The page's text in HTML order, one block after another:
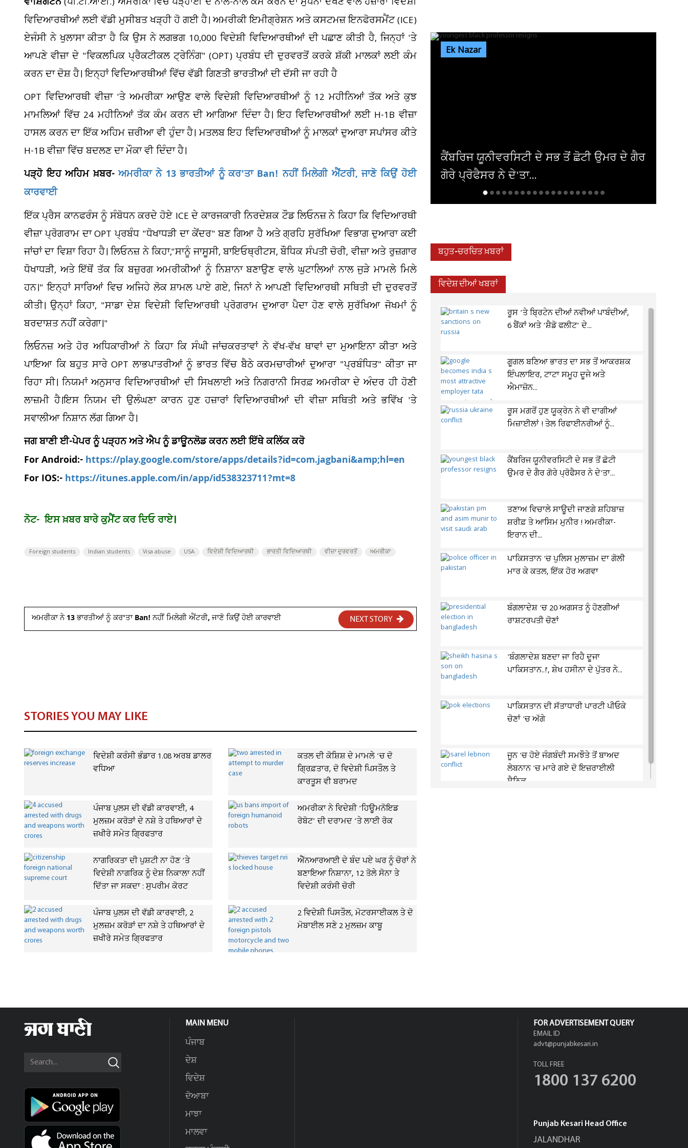
ਵਿਦਿਆਰਥੀਆਂ ਲਈ ਵੱਡੀ ਮੁਸੀਬਤ ਖੜ੍ਹੀ ਹੋ ਗਈ ਹੈ। ਅਮਰੀਕੀ ਇਮੀਗ੍ਰੇਸ਼ਨ ਅਤੇ ਕਸਟਮਜ਼ ਇਨਫੋਰਸਮੈਂਟ (ICE)
ਏਜੰਸੀ ਨੇ ਖੁਲਾਸਾ ਕੀਤਾ ਹੈ ਕਿ ਉਸ ਨੇ ਲਗਭਗ 10,000 ਵਿਦੇਸ਼ੀ ਵਿਦਿਆਰਥੀਆਂ ਦੀ ਪਛਾਣ ਕੀਤੀ ਹੈ, ਜਿਨ੍ਹਾਂ 'ਤੇ
ਆਪਣੇ ਵੀਜ਼ਾ ਦੇ "ਵਿਕਲਪਿਕ ਪ੍ਰੈਕਟੀਕਲ ਟ੍ਰੇਨਿੰਗ" (OPT) ਪ੍ਰਬੰਧ ਦੀ ਦੁਰਵਰਤੋਂ ਕਰਕੇ ਸ਼ੱਕੀ ਮਾਲਕਾਂ ਲਈ ਕੰਮ
ਕਰਨ ਦਾ ਦੋਸ਼ ਹੈ। ਇਨ੍ਹਾਂ ਵਿਦਿਆਰਥੀਆਂ ਵਿੱਚ ਵੱਡੀ ਗਿਣਤੀ ਭਾਰਤੀਆਂ ਦੀ ਦੱਸੀ ਜਾ ਰਹੀ ਹੈ
OPT ਵਿਦਿਆਰਥੀ ਵੀਜ਼ਾ 'ਤੇ ਅਮਰੀਕਾ ਆਉਣ ਵਾਲੇ ਵਿਦੇਸ਼ੀ ਵਿਦਿਆਰਥੀਆਂ ਨੂੰ 12 ਮਹੀਨਿਆਂ ਤੱਕ ਅਤੇ ਕੁਝ
ਮਾਮਲਿਆਂ ਵਿੱਚ 24 ਮਹੀਨਿਆਂ ਤੱਕ ਕੰਮ ਕਰਨ ਦੀ ਆਗਿਆ ਦਿੰਦਾ ਹੈ। ਇਹ ਵਿਦਿਆਰਥੀਆਂ ਲਈ H-1B ਵੀਜ਼ਾ
ਹਾਸਲ ਕਰਨ ਦਾ ਇੱਕ ਅਹਿਮ ਜ਼ਰੀਆ ਵੀ ਹੁੰਦਾ ਹੈ। ਮਤਲਬ ਇਹ ਵਿਦਿਆਰਥੀਆਂ ਨੂੰ ਮਾਲਕਾਂ ਦੁਆਰਾ ਸਪਾਂਸਰ ਕੀਤੇ
H-1B ਵੀਜ਼ਾ ਵਿੱਚ ਬਦਲਣ ਦਾ ਮੌਕਾ ਵੀ ਦਿੰਦਾ ਹੈ।
ਪੜ੍ਹੋ ਇਹ ਅਹਿਮ ਖ਼ਬਰ-ਅਮਰੀਕਾ ਨੇ 13 ਭਾਰਤੀਆਂ ਨੂੰ ਕਰ'ਤਾ Ban! ਨਹੀਂ ਮਿਲੇਗੀ ਐਂਟਰੀ, ਜਾਣੋ ਕਿਉਂ ਹੋਈ
ਕਾਰਵਾਈ
ਇੱਕ ਪ੍ਰੈਸ ਕਾਨਫਰੰਸ ਨੂੰ ਸੰਬੋਧਨ ਕਰਦੇ ਹੋਏ ICE ਦੇ ਕਾਰਜਕਾਰੀ ਨਿਰਦੇਸ਼ਕ ਟੌਡ ਲਿਓਨਜ਼ ਨੇ ਕਿਹਾ ਕਿ ਵਿਦਿਆਰਥੀ
ਵੀਜ਼ਾ ਪ੍ਰੋਗਰਾਮ ਦਾ OPT ਪ੍ਰਬੰਧ "ਧੋਖਾਧੜੀ ਦਾ ਕੇਂਦਰ" ਬਣ ਗਿਆ ਹੈ ਅਤੇ ਗ੍ਰਹਿ ਸੁਰੱਖਿਆ ਵਿਭਾਗ ਦੁਆਰਾ ਕਈ
ਜਾਂਚਾਂ ਦਾ ਵਿਸ਼ਾ ਰਿਹਾ ਹੈ। ਲਿਓਨਜ਼ ਨੇ ਕਿਹਾ,"ਸਾਨੂੰ ਜਾਸੂਸੀ, ਬਾਇਓਥ੍ਰੀਟਸ, ਬੌਧਿਕ ਸੰਪਤੀ ਚੋਰੀ, ਵੀਜ਼ਾ ਅਤੇ ਰੁਜ਼ਗਾਰ
ਧੋਖਾਧੜੀ, ਅਤੇ ਇੱਥੋਂ ਤੱਕ ਕਿ ਬਜ਼ੁਰਗ ਅਮਰੀਕੀਆਂ ਨੂੰ ਨਿਸ਼ਾਨਾ ਬਣਾਉਣ ਵਾਲੇ ਘੁਟਾਲਿਆਂ ਨਾਲ ਜੁੜੇ ਮਾਮਲੇ ਮਿਲੇ
ਹਨ।" ਇਨ੍ਹਾਂ ਸਾਰਿਆਂ ਵਿਚ ਅਜਿਹੇ ਲੋਕ ਸ਼ਾਮਲ ਪਾਏ ਗਏ, ਜਿਨਾਂ ਨੇ ਆਪਣੀ ਵਿਦਿਆਰਥੀ ਸਥਿਤੀ ਦੀ ਦੁਰਵਰਤੋਂ
ਕੀਤੀ। ਉਨ੍ਹਾਂ ਕਿਹਾ, "ਸਾਡਾ ਦੇਸ਼ ਵਿਦੇਸ਼ੀ ਵਿਦਿਆਰਥੀ ਪ੍ਰੋਗਰਾਮ ਦੁਆਰਾ ਪੈਦਾ ਹੋਣ ਵਾਲੇ ਸੁਰੱਖਿਆ ਜੋਖਮਾਂ ਨੂੰ
ਬਰਦਾਸ਼ਤ ਨਹੀਂ ਕਰੇਗਾ।"
ਲਿਓਨਜ਼ ਅਤੇ ਹੋਰ ਅਧਿਕਾਰੀਆਂ ਨੇ ਕਿਹਾ ਕਿ ਸੰਘੀ ਜਾਂਚਕਰਤਾਵਾਂ ਨੇ ਵੱਖ-ਵੱਖ ਥਾਵਾਂ ਦਾ ਮੁਆਇਨਾ ਕੀਤਾ ਅਤੇ
ਪਾਇਆ ਕਿ ਬਹੁਤ ਸਾਰੇ OPT ਲਾਭਪਾਤਰੀਆਂ ਨੂੰ ਭਾਰਤ ਵਿੱਚ ਬੈਠੇ ਕਰਮਚਾਰੀਆਂ ਦੁਆਰਾ "ਪ੍ਰਬੰਧਿਤ" ਕੀਤਾ ਜਾ
ਰਿਹਾ ਸੀ। ਨਿਯਮਾਂ ਅਨੁਸਾਰ ਵਿਦਿਆਰਥੀਆਂ ਦੀ ਸਿਖਲਾਈ ਅਤੇ ਨਿਗਰਾਨੀ ਸਿਰਫ਼ ਅਮਰੀਕਾ ਦੇ ਅੰਦਰ ਹੀ ਹੋਣੀ
ਲਾਜ਼ਮੀ ਹੈ।ਇਸ ਨਿਯਮ ਦੀ ਉਲੰਘਣਾ ਕਾਰਨ ਹੁਣ ਹਜ਼ਾਰਾਂ ਵਿਦਿਆਰਥੀਆਂ ਦੀ ਵੀਜ਼ਾ ਸਥਿਤੀ ਅਤੇ ਭਵਿੱਖ 'ਤੇ
ਸਵਾਲੀਆ ਨਿਸ਼ਾਨ ਲੱਗ ਗਿਆ ਹੈ।
ਜਗ ਬਾਣੀ ਈ-ਪੇਪਰ ਨੂੰ ਪੜ੍ਹਨ ਅਤੇ ਐਪ ਨੂੰ ਡਾਊਨਲੋਡ ਕਰਨ ਲਈ ਇੱਥੇ ਕਲਿੱਕ ਕਰੋ
For Android:-https://play.google.com/store/apps/details?id=com.jagbani&amp;hl=en
For IOS:-https://itunes.apple.com/in/app/id538323711?mt=8
ਨੋਟ- ਇਸ ਖ਼ਬਰ ਬਾਰੇ ਕੁਮੈਂਟ ਕਰ ਦਿਓ ਰਾਏ।
Foreign students Indian students Visa abuse USA ਵਿਦੇਸ਼ੀ ਵਿਦਿਆਰਥੀ ਭਾਰਤੀ ਵਿਦਿਆਰਥੀ ਵੀਜ਼ਾ ਦੁਰਵਰਤੋਂ ਅਮਰੀਕਾ
ਅਮਰੀਕਾ ਨੇ 13 ਭਾਰਤੀਆਂ ਨੂੰ ਕਰ'ਤਾ Ban! ਨਹੀਂ ਮਿਲੇਗੀ ਐਂਟਰੀ, ਜਾਣੋ ਕਿਉਂ ਹੋਈ ਕਾਰਵਾਈ NEXT STORY
STORIES YOU MAY LIKE
ਵਿਦੇਸ਼ੀ ਕਰੰਸੀ ਭੰਡਾਰ 1.08 ਅਰਬ ਡਾਲਰ
ਵਧਿਆ
ਕਤਲ ਦੀ ਕੋਸ਼ਿਸ਼ ਦੇ ਮਾਮਲੇ ’ਚ ਦੋ
ਗ੍ਰਿਫ਼ਤਾਰ, ਦੋ ਵਿਦੇਸ਼ੀ ਪਿਸਤੌਲ ਤੇ
ਕਾਰਤੂਸ ਵੀ ਬਰਾਮਦ
ਪੰਜਾਬ ਪੁਲਸ ਦੀ ਵੱਡੀ ਕਾਰਵਾਈ, 4
ਮੁਲਜ਼ਮ ਕਰੋੜਾਂ ਦੇ ਨਸ਼ੇ ਤੇ ਹਥਿਆਰਾਂ ਦੇ
ਜ਼ਖੀਰੇ ਸਮੇਤ ਗ੍ਰਿਫਤਾਰ
ਅਮਰੀਕਾ ਨੇ ਵਿਦੇਸ਼ੀ ‘ਹਿਊਮਨੋਇਡ
ਰੋਬੋਟ’ ਦੀ ਦਰਾਮਦ ’ਤੇ ਲਾਈ ਰੋਕ
ਨਾਗਰਿਕਤਾ ਦੀ ਪੁਸ਼ਟੀ ਨਾ ਹੋਣ ’ਤੇ
ਵਿਦੇਸ਼ੀ ਨਾਗਰਿਕ ਨੂੰ ਦੇਸ਼ ਨਿਕਾਲਾ ਨਹੀਂ
ਦਿੱਤਾ ਜਾ ਸਕਦਾ : ਸੁਪਰੀਮ ਕੋਰਟ
ਐੱਨਆਰਆਈ ਦੇ ਬੰਦ ਪਏ ਘਰ ਨੂੰ ਚੋਰਾਂ ਨੇ
ਬਣਾਇਆ ਨਿਸ਼ਾਨਾ, 12 ਤੋਲੇ ਸੋਨਾ ਤੇ
ਵਿਦੇਸ਼ੀ ਕਰੰਸੀ ਚੋਰੀ
ਪੰਜਾਬ ਪੁਲਸ ਦੀ ਵੱਡੀ ਕਾਰਵਾਈ, 2
ਮੁਲਜ਼ਮ ਕਰੋੜਾਂ ਦਾ ਨਸ਼ੇ ਤੇ ਹਥਿਆਰਾਂ ਦੇ
ਜ਼ਖੀਰੇ ਸਮੇਤ ਗ੍ਰਿਫਤਾਰ
2 ਵਿਦੇਸ਼ੀ ਪਿਸਤੌਲ, ਮੋਟਰਸਾਈਕਲ ਤੇ ਦੋ
ਮੋਬਾਈਲ ਸਣੇ 2 ਮੁਲਜ਼ਮ ਕਾਬੂ
Ek Nazar
ਕੈਂਬਰਿਜ ਯੂਨੀਵਰਸਿਟੀ ਦੇ ਸਭ ਤੋਂ ਛੋਟੀ ਉਮਰ ਦੇ ਗੈਰ
ਗੋਰੇ ਪ੍ਰੋਫੈਸਰ ਨੇ ਦੇ'ਤਾ...
ਅਮਰੀਕਾ ਨੇ ਇਰਾਕੀ ਏਅਰਾਲਾਈਨ ਤੋਂ ਹਟਾਈ
ਪਾਬੰਦੀ
ਬਹੁਤ-ਚਰਚਿਤ ਖ਼ਬਰਾਂ
ਵਿਦੇਸ਼ ਦੀਆਂ ਖਬਰਾਂ
ਰੂਸ ’ਤੇ ਬ੍ਰਿਟੇਨ ਦੀਆਂ ਨਵੀਆਂ ਪਾਬੰਦੀਆਂ,
6 ਬੈਂਕਾਂ ਅਤੇ ‘ਸ਼ੈਡੋ ਫਲੀਟ’ ਦੇ...
ਗੂਗਲ ਬਣਿਆ ਭਾਰਤ ਦਾ ਸਭ ਤੋਂ ਆਕਰਸ਼ਕ
ਇੰਪਲਾਇਰ, ਟਾਟਾ ਸਮੂਹ ਦੂਜੇ ਅਤੇ
ਐਮਾਜ਼ੋਨ...
ਰੂਸ ਮਗਰੋਂ ਹੁਣ ਯੂਕ੍ਰੇਨ ਨੇ ਵੀ ਦਾਗੀਆਂ
ਮਿਜ਼ਾਈਲਾਂ ! ਤੇਲ ਰਿਫਾਈਨਰੀਆਂ ਨੂੰ...
ਕੈਂਬਰਿਜ ਯੂਨੀਵਰਸਿਟੀ ਦੇ ਸਭ ਤੋਂ ਛੋਟੀ
ਉਮਰ ਦੇ ਗੈਰ ਗੋਰੇ ਪ੍ਰੋਫੈਸਰ ਨੇ ਦੇ'ਤਾ...
ਤਣਾਅ ਵਿਚਾਲੇ ਸਾਊਦੀ ਜਾਣਗੇ ਸ਼ਹਿਬਾਜ਼
ਸ਼ਰੀਫ਼ ਤੇ ਆਸਿਮ ਮੁਨੀਰ ! ਅਮਰੀਕਾ-
ਇਰਾਨ ਦੀ...
ਪਾਕਿਸਤਾਨ 'ਚ ਪੁਲਿਸ ਮੁਲਾਜ਼ਮ ਦਾ ਗੋਲੀ
ਮਾਰ ਕੇ ਕਤਲ, ਇੱਕ ਹੋਰ ਅਗਵਾ
ਬੰਗਲਾਦੇਸ਼ 'ਚ 20 ਅਗਸਤ ਨੂੰ ਹੋਣਗੀਆਂ
ਰਾਸ਼ਟਰਪਤੀ ਚੋਣਾਂ
'ਬੰਗਲਾਦੇਸ਼ ਬਣਦਾ ਜਾ ਰਿਹੈ ਦੂਜਾ
ਪਾਕਿਸਤਾਨ..!', ਸ਼ੇਖ ਹਸੀਨਾ ਦੇ ਪੁੱਤਰ ਨੇ...
ਪਾਕਿਸਤਾਨ ਦੀ ਸੱਤਾਧਾਰੀ ਪਾਰਟੀ ਪੀਓਕੇ
ਚੋਣਾਂ 'ਚ ਅੱਗੇ
ਜੂਨ 'ਚ ਹੋਏ ਜੰਗਬੰਦੀ ਸਮਝੌਤੇ ਤੋਂ ਬਾਅਦ
ਲੇਬਨਾਨ 'ਚ ਮਾਰੇ ਗਏ ਦੋ ਇਜ਼ਰਾਈਲੀ
ਸੈਨਿਕ
MAIN MENU
ਪੰਜਾਬ
ਦੇਸ਼
ਵਿਦੇਸ਼
ਦੋਆਬਾ
ਮਾਝਾ
ਮਾਲਵਾ
FOR ADVERTISEMENT QUERY
EMAIL ID
advt@punjabkesari.in
TOLL FREE
1800 137 6200
Punjab Kesari Head Office
JALANDHAR